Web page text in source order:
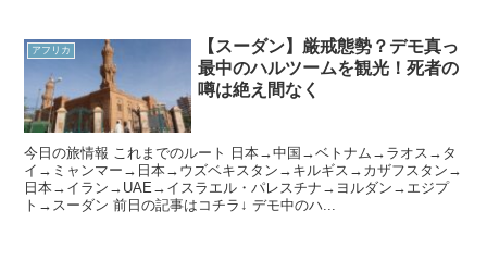
アフリカ
【スーダン】厳戒態勢？デモ真っ
最中のハルツームを観光！死者の
噂は絶え間なく
今日の旅情報 これまでのルート 日本→中国→ベトナム→ラオス→タ
イ→ミャンマー→日本→ウズベキスタン→キルギス→カザフスタン→
日本→イラン→UAE→イスラエル・パレスチナ→ヨルダン→エジプ
ト→スーダン 前日の記事はコチラ↓ デモ中のハ...